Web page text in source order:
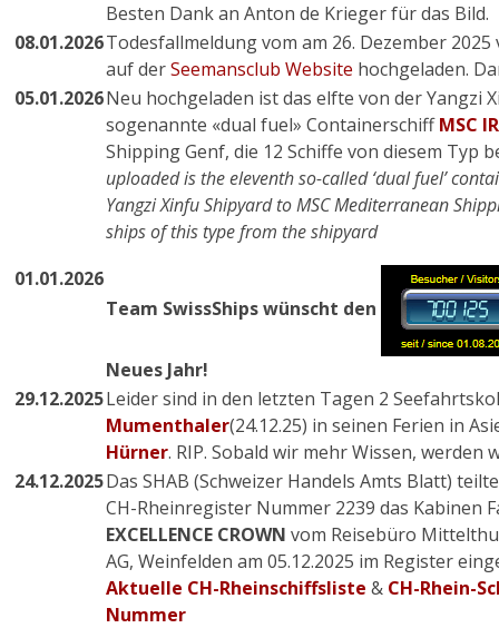
Besten Dank an Anton de Krieger für das Bild.
08.01.2026Todesfallmeldung vom am 26. Dezember
auf derSeemansclub Website hochgeladen.
05.01.2026Neu hochgeladen ist das elfte von der Yangzi
sogenannte «dual fuel» ContainerschiffMSC
Shipping Genf, die 12 Schiffe von diesem Typ
uploaded is the eleventh so-called ‘dual fuel’
Yangzi Xinfu Shipyard to MSC Mediterranean
ships of this type from the shipyard
01.01.2026
Team SwissShips wünscht den
Neues Jahr!
29.12.2025Leider sind in den letzten Tagen 2
Mumenthaler(24.12.25) in seinen Ferien in
Hürner. RIP. Sobald wir mehr Wissen, werden
24.12.2025Das SHAB (Schweizer Handels Amts Blatt)
CH-Rheinregister Nummer 2239 das Kabinen
EXCELLENCE CROWN vom Reisebüro
AG, Weinfelden am 05.12.2025 im Register
Aktuelle CH-Rheinschiffsliste & CH-Rhein-
Nummer